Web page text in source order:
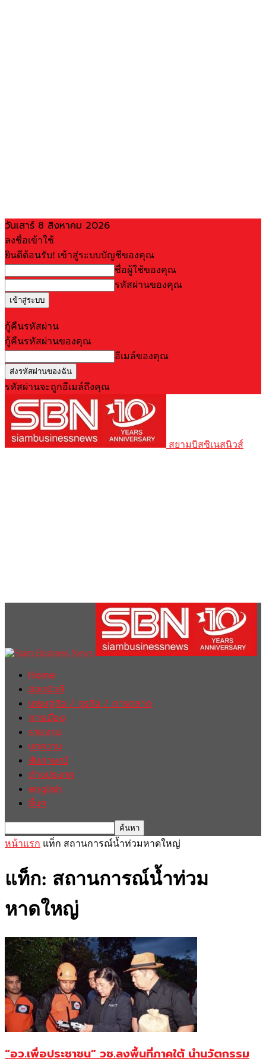
วันเสาร์ 8 สิงหาคม 2026
ลงชื่อเข้าใช้
ยินดีต้อนรับ! เข้าสู่ระบบบัญชีของคุณ
ชื่อผู้ใช้ของคุณ
รหัสผ่านของคุณ
กู้คืนรหัสผ่าน
กู้คืนรหัสผ่านของคุณ
อีเมล์ของคุณ
รหัสผ่านจะถูกอีเมล์ถึงคุณ
สยามบิสซิเนสนิวส์
Home
ฮอตนิวส์
เศรษฐกิจ / ธุรกิจ / การตลาด
การเมือง
รายงาน
บทความ
สัมภาษณ์
ต่างประเทศ
english
อื่นๆ
หน้าแรก แท็ก สถานการณ์น้ำท่วมหาดใหญ่
แท็ก: สถานการณ์น้ำท่วม
หาดใหญ่
“อว.เพื่อประชาชน” วช.ลงพื้นที่ภาคใต้ นำนวัตกรรม